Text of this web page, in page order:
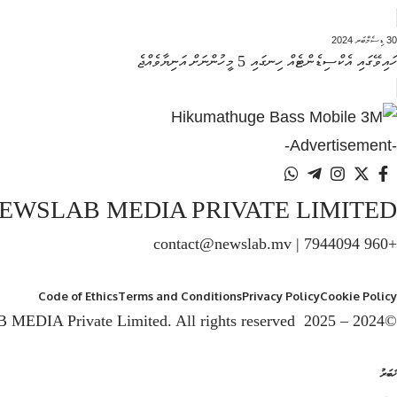
30 ޑިސެމްބަރ 2024
ހައިވޭގައި އެކްސިޑެންޓެއް ހިނގައި 5 މީހުންނަށް އަނިޔާވެއްޖެ
-Advertisement-
MEDIA PRIVATE LIMITED
+960 7944094 | contact@newslab.mv
Cookie Policy
Privacy Policy
Terms and Conditions
Code of Ethics
©2024 – 2025 NEWSLAB MEDIA Private Limited. All rights reserved
ޚަބަރު